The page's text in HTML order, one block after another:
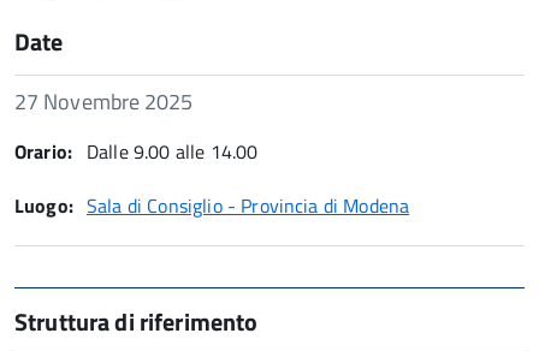
Date
Data
27 Novembre 2025
Orario: Dalle 9.00 alle 14.00
Luogo: Sala di Consiglio - Provincia di Modena
Struttura di riferimento